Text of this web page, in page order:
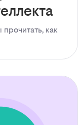
как